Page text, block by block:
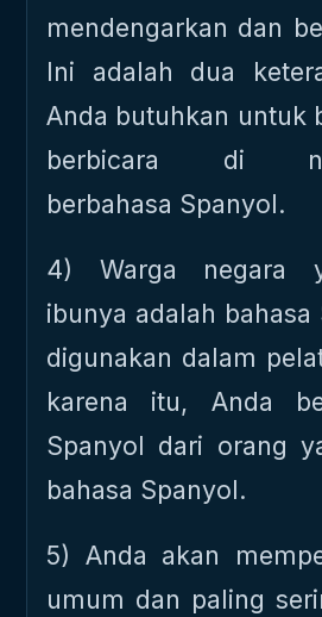
mendengarkan dan
Ini adalah dua
Anda butuhkan untuk
berbicara di
berbahasa Spanyol.
4) Warga negara
ibunya adalah bahasa
digunakan dalam
karena itu, Anda
Spanyol dari orang
bahasa Spanyol.
5) Anda akan
umum dan paling